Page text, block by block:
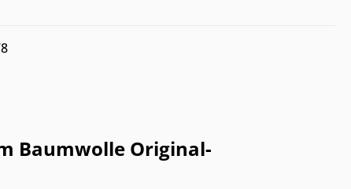
Baumwolle Original-